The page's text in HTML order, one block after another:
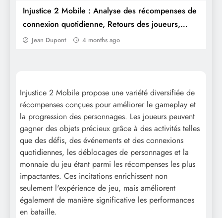
Injustice 2 Mobile : Analyse des récompenses de
connexion quotidienne, Retours des joueurs,
Efficacité des récompenses
Jean Dupont 4 months ago
Injustice 2 Mobile : Récompenses des
jalons d’invasion, Débloquer des
Injustice 2 Mobile : Séquences de
connexion quotidienne, Multiplicateur de
récompenses, Coffres bonus
Injustice 2 Mobile propose une variété diversifiée de
récompenses conçues pour améliorer le gameplay et
la progression des personnages. Les joueurs peuvent
gagner des objets précieux grâce à des activités telles
que des défis, des événements et des connexions
quotidiennes, les déblocages de personnages et la
monnaie du jeu étant parmi les récompenses les plus
impactantes. Ces incitations enrichissent non
seulement l'expérience de jeu, mais améliorent
également de manière significative les performances
en bataille.